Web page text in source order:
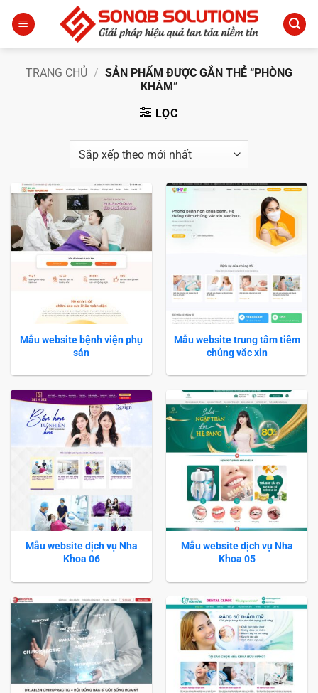
qua
TRANG CHỦ / SẢN PHẨM ĐƯỢC GẮN THẺ “PHÒNG
KHÁM”
LỌC
Mẫu website bệnh viện phụ
sản
Mẫu website trung tâm tiêm
chủng vắc xin
Mẫu website dịch vụ Nha
Khoa 06
Mẫu website dịch vụ Nha
Khoa 05